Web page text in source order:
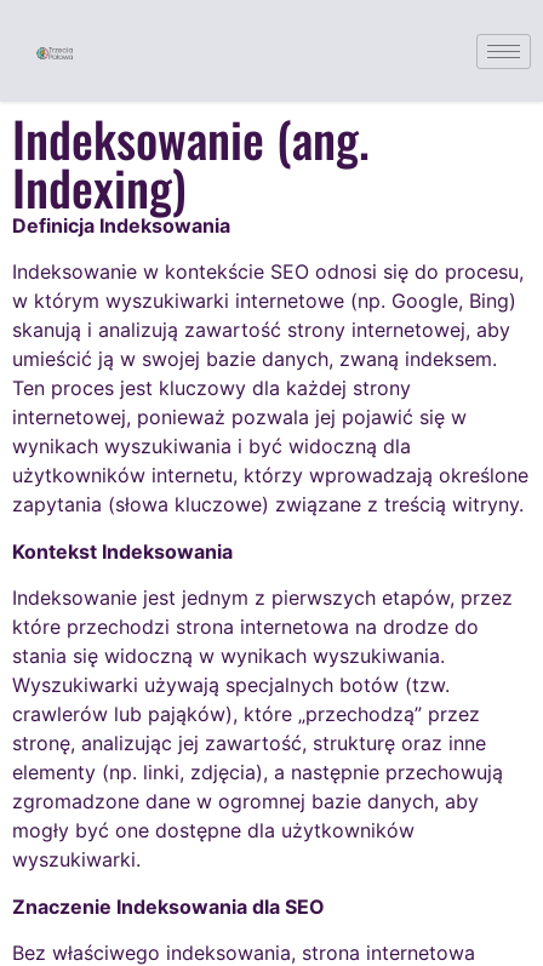
Indeksowanie (ang.
Indexing)
Definicja Indeksowania
Indeksowanie w kontekście SEO odnosi się do procesu,
w którym wyszukiwarki internetowe (np. Google, Bing)
skanują i analizują zawartość strony internetowej, aby
umieścić ją w swojej bazie danych, zwaną indeksem.
Ten proces jest kluczowy dla każdej strony
internetowej, ponieważ pozwala jej pojawić się w
wynikach wyszukiwania i być widoczną dla
użytkowników internetu, którzy wprowadzają określone
zapytania (słowa kluczowe) związane z treścią witryny.
Kontekst Indeksowania
Indeksowanie jest jednym z pierwszych etapów, przez
które przechodzi strona internetowa na drodze do
stania się widoczną w wynikach wyszukiwania.
Wyszukiwarki używają specjalnych botów (tzw.
crawlerów lub pająków), które „przechodzą” przez
stronę, analizując jej zawartość, strukturę oraz inne
elementy (np. linki, zdjęcia), a następnie przechowują
zgromadzone dane w ogromnej bazie danych, aby
mogły być one dostępne dla użytkowników
wyszukiwarki.
Znaczenie Indeksowania dla SEO
Bez właściwego indeksowania, strona internetowa